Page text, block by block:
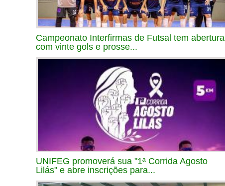
Campeonato Interfirmas de Futsal tem abertura
com vinte gols e prosse...
UNIFEG promoverá sua "1ª Corrida Agosto
Lilás" e abre inscrições para...